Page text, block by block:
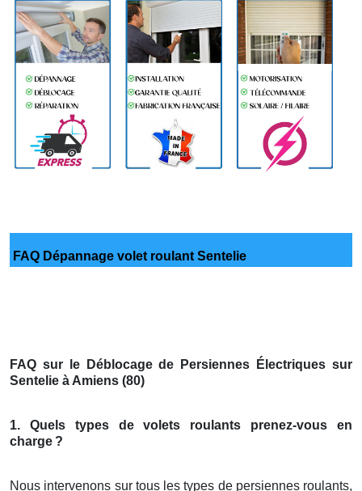
FAQ Dépannage volet roulant Sentelie
FAQ sur le Déblocage de Persiennes Électriques sur
Sentelie à Amiens (80)
1. Quels types de volets roulants prenez-vous en
charge ?
Nous intervenons sur tous les types de persiennes roulants,